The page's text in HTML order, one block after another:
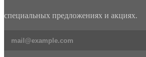
специальных предложениях и акциях.